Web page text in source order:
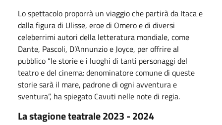
Lo spettacolo proporrà un viaggio che partirà da Itaca e
dalla figura di Ulisse, eroe di Omero e di diversi
celeberrimi autori della letteratura mondiale, come
Dante, Pascoli, D’Annunzio e Joyce, per offrire al
pubblico “le storie e i luoghi di tanti personaggi del
teatro e del cinema: denominatore comune di queste
storie sarà il mare, padrone di ogni avventura e
sventura”, ha spiegato Cavuti nelle note di regia.
La stagione teatrale 2023 - 2024